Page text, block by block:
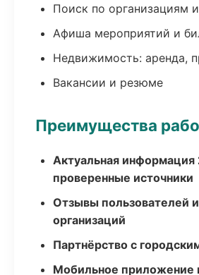
Поиск по организациям
Афиша мероприятий и
Недвижимость: аренда,
Вакансии и резюме
Преимущества
Актуальная информация
проверенные источники
Отзывы пользователей
организаций
Партнёрство с
Мобильное приложение